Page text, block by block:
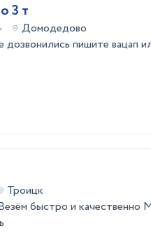
3 т
Домодедово
пишите вацап
Троицк
быстро и качественно